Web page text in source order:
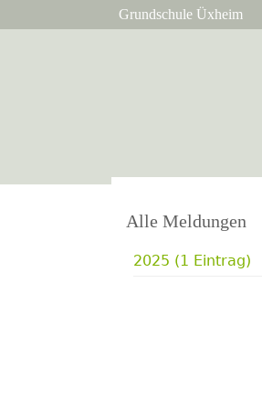
Grundschule Üxheim
Alle Meldungen
2025 (1 Eintrag)